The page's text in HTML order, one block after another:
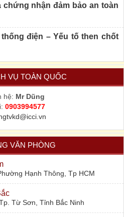
chứng nhận đảm bảo an toàn
điện – Yếu tố then chốt
VỤ TOÀN QUỐC
hệ: Mr Dũng
0903994577
VĂN PHÒNG
Hạnh Thông, Tp HCM
Từ Sơn, Tỉnh Bắc Ninh